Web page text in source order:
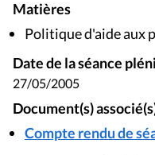
Matières
Politique d'aide aux
Date de la séance
27/05/2005
Document(s)
Compte rendu de